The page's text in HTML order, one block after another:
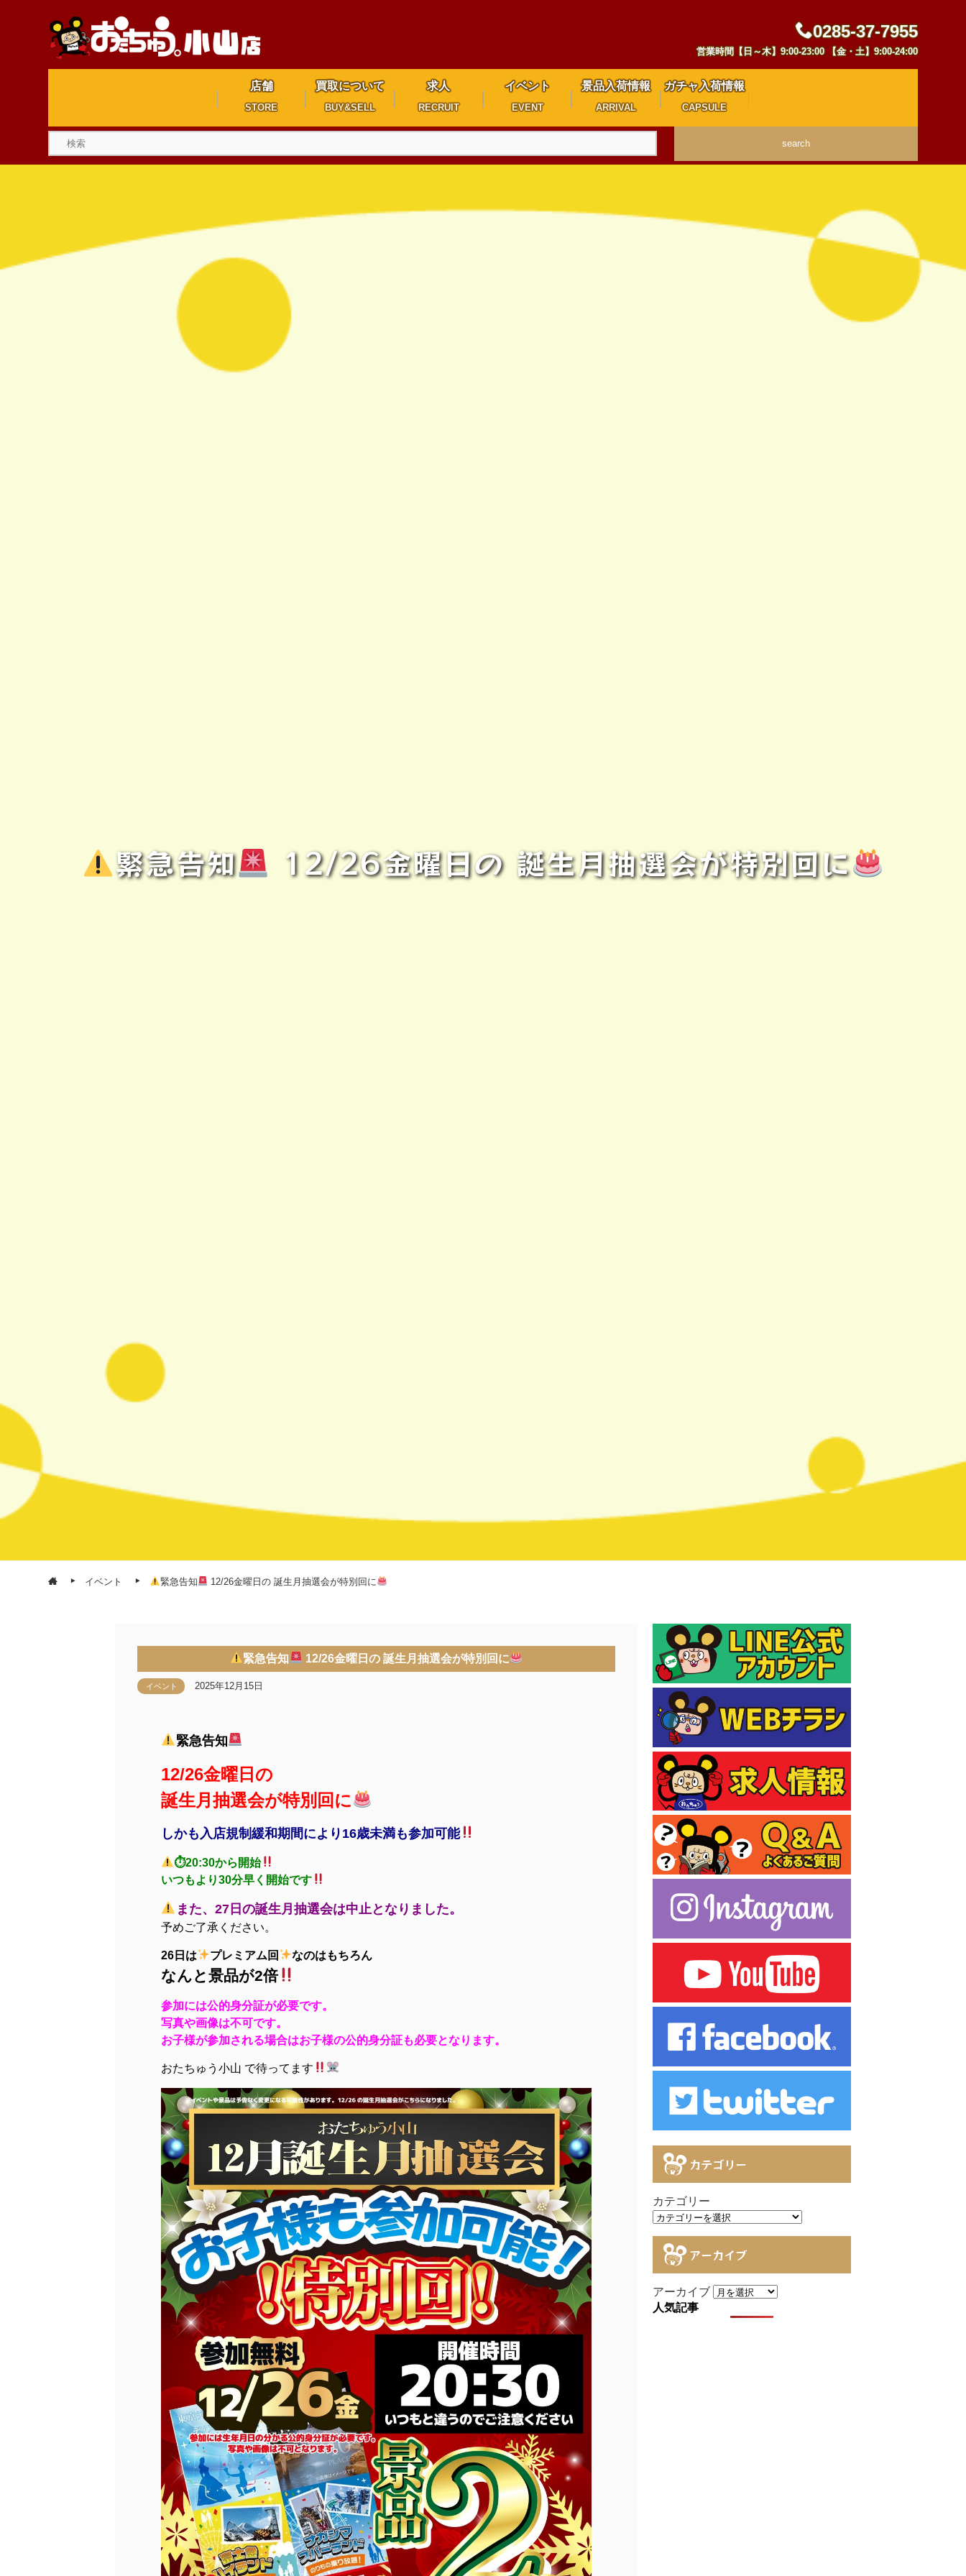
0285-37-7955
営業時間【日～木】9:00-23:00 【金・土】9:00-24:00
店舗
STORE
買取について
BUY&SELL
求人
RECRUIT
イベント
EVENT
景品入荷情報
ARRIVAL
ガチャ入荷情報
CAPSULE
search
緊急告知 12/26金曜日の 誕生月抽選会が特別回に
イベント 緊急告知 12/26金曜日の 誕生月抽選会が特別回に
緊急告知 12/26金曜日の 誕生月抽選会が特別回に
イベント 2025年12月15日
緊急告知
12/26金曜日の
誕生月抽選会が特別回に
しかも入店規制緩和期間により16歳未満も参加可能
⏱20:30から開始
いつもより30分早く開始です
また、27日の誕生月抽選会は中止となりました。
予めご了承ください。
26日は プレミアム回 なのはもちろん
なんと景品が2倍
参加には公的身分証が必要です。
写真や画像は不可です。
お子様が参加される場合はお子様の公的身分証も必要となります。
おたちゅう小山 で待ってます
カテゴリー
カテゴリー
アーカイブ
アーカイブ
人気記事